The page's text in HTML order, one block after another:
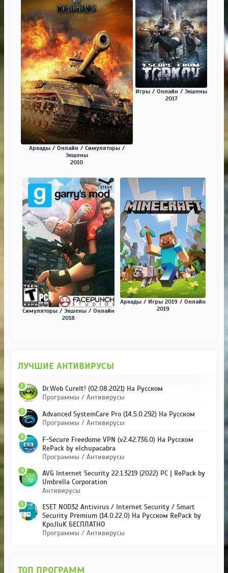
Аркады / Онлайн / Симуляторы /
Экшены
2010
Игры / Онлайн / Экшены
2017
Симуляторы / Экшены / Онлайн
2018
Аркады / Игры 2019 / Онлайн
2019
ЛУЧШИЕ АНТИВИРУСЫ
Dr.Web CureIt! (02.08.2021) На Русском
Программы / Антивирусы
1
Advanced SystemCare Pro (14.5.0.292) На Русском
Программы / Антивирусы
2
F-Secure Freedome VPN (v2.42.736.0) На Русском
RePack by elchupacabra
Программы / Антивирусы
3
AVG Internet Security 22.1.3219 (2022) PC | RePack by
Umbrella Corporation
Антивирусы
4
ESET NOD32 Antivirus / Internet Security / Smart
Security Premium (14.0.22.0) На Русском RePack by
KpoJIuK БЕСПЛАТНО
Программы / Антивирусы
5
ТОП ПРОГРАММ